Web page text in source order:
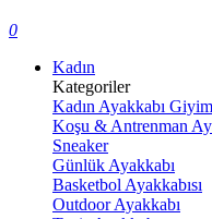
0
Kadın
Kategoriler
Kadın Ayakkabı Giyim
Koşu & Antrenman
Sneaker
Günlük Ayakkabı
Basketbol Ayakkabısı
Outdoor Ayakkabı